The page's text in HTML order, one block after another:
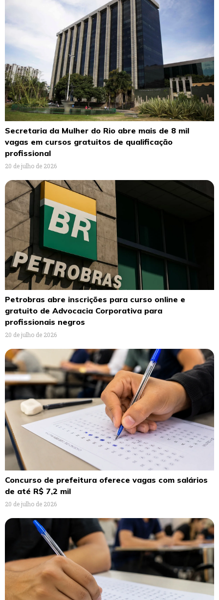
Secretaria da Mulher do Rio abre mais de 8 mil
vagas em cursos gratuitos de qualificação
profissional
20 de julho de 2026
Petrobras abre inscrições para curso online e
gratuito de Advocacia Corporativa para
profissionais negros
20 de julho de 2026
Concurso de prefeitura oferece vagas com salários
de até R$ 7,2 mil
20 de julho de 2026